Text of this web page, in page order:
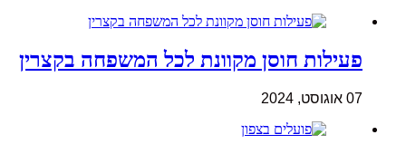
פעילות חוסן מקוונת לכל המשפחה בקצרין
07 אוגוסט, 2024